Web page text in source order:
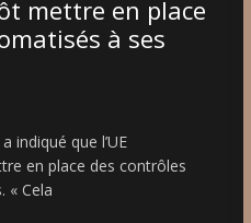
mettre en place
à ses
indiqué que l’UE
en place des contrôles
« Cela